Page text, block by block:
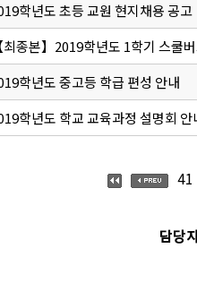
학년도 초등 교원 현지채용 공고
【최종본】2019학년도 1학기 스쿨
학년도 중고등 학급 편성 안내
학년도 학교 교육과정 설명회 안
41
담당